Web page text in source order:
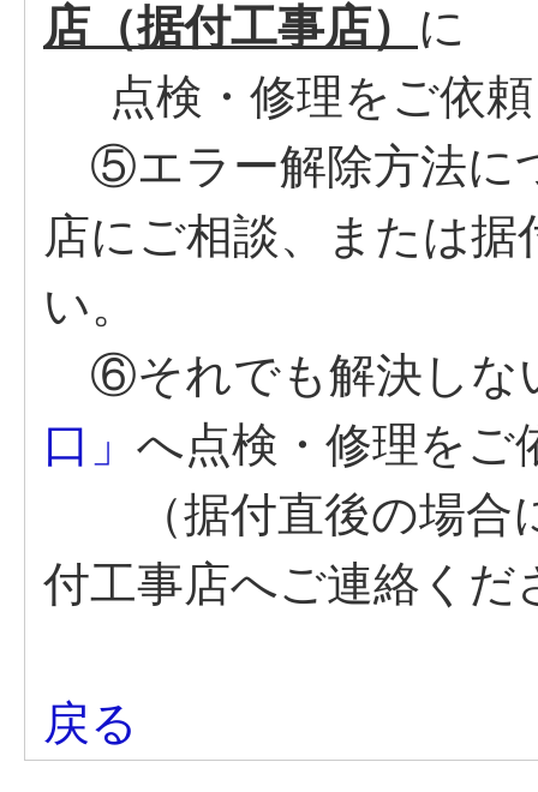
店（据付工事店） に
点検・修理をご依頼
⑤エラー解除方法に
店にご相談、または
い。
⑥それでも解決しな
口」 へ点検・修理をご
（据付直後の場合
付工事店へご連絡くだ
戻る